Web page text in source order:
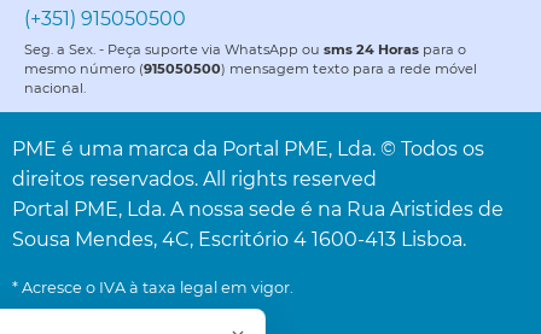
(+351) 915050500
Seg. a Sex. - Peça suporte via WhatsApp ou sms 24 Horas para o
mesmo número (915050500) mensagem texto para a rede móvel
nacional.
PME é uma marca da Portal PME, Lda. © Todos os
direitos reservados. All rights reserved
Portal PME, Lda. A nossa sede é na Rua Aristides de
Sousa Mendes, 4C, Escritório 4 1600-413 Lisboa.
* Acresce o IVA à taxa legal em vigor.